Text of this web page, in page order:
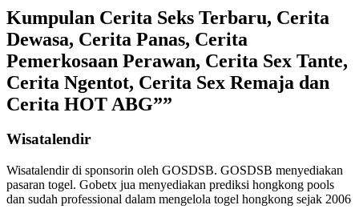
Kumpulan Cerita Seks Terbaru, Cerita
Dewasa, Cerita Panas, Cerita
Pemerkosaan Perawan, Cerita Sex Tante,
Cerita Ngentot, Cerita Sex Remaja dan
Cerita HOT ABG””
Wisatalendir
Wisatalendir di sponsorin oleh GOSDSB. GOSDSB menyediakan
pasaran togel. Gobetx jua menyediakan prediksi hongkong pools
dan sudah professional dalam mengelola togel hongkong sejak 2006